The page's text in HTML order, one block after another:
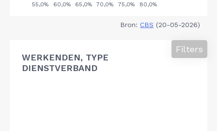
Bron: CBS (20-05-2026)
WERKENDEN, TYPE
DIENSTVERBAND
Filters